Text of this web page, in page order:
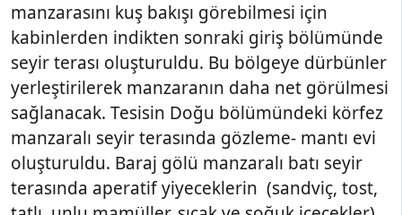
manzarasını kuş bakışı görebilmesi için
kabinlerden indikten sonraki giriş bölümünde
seyir terası oluşturuldu. Bu bölgeye dürbünler
yerleştirilerek manzaranın daha net görülmesi
sağlanacak. Tesisin Doğu bölümündeki körfez
manzaralı seyir terasında gözleme- mantı evi
oluşturuldu. Baraj gölü manzaralı batı seyir
terasında aperatif yiyeceklerin (sandviç, tost,